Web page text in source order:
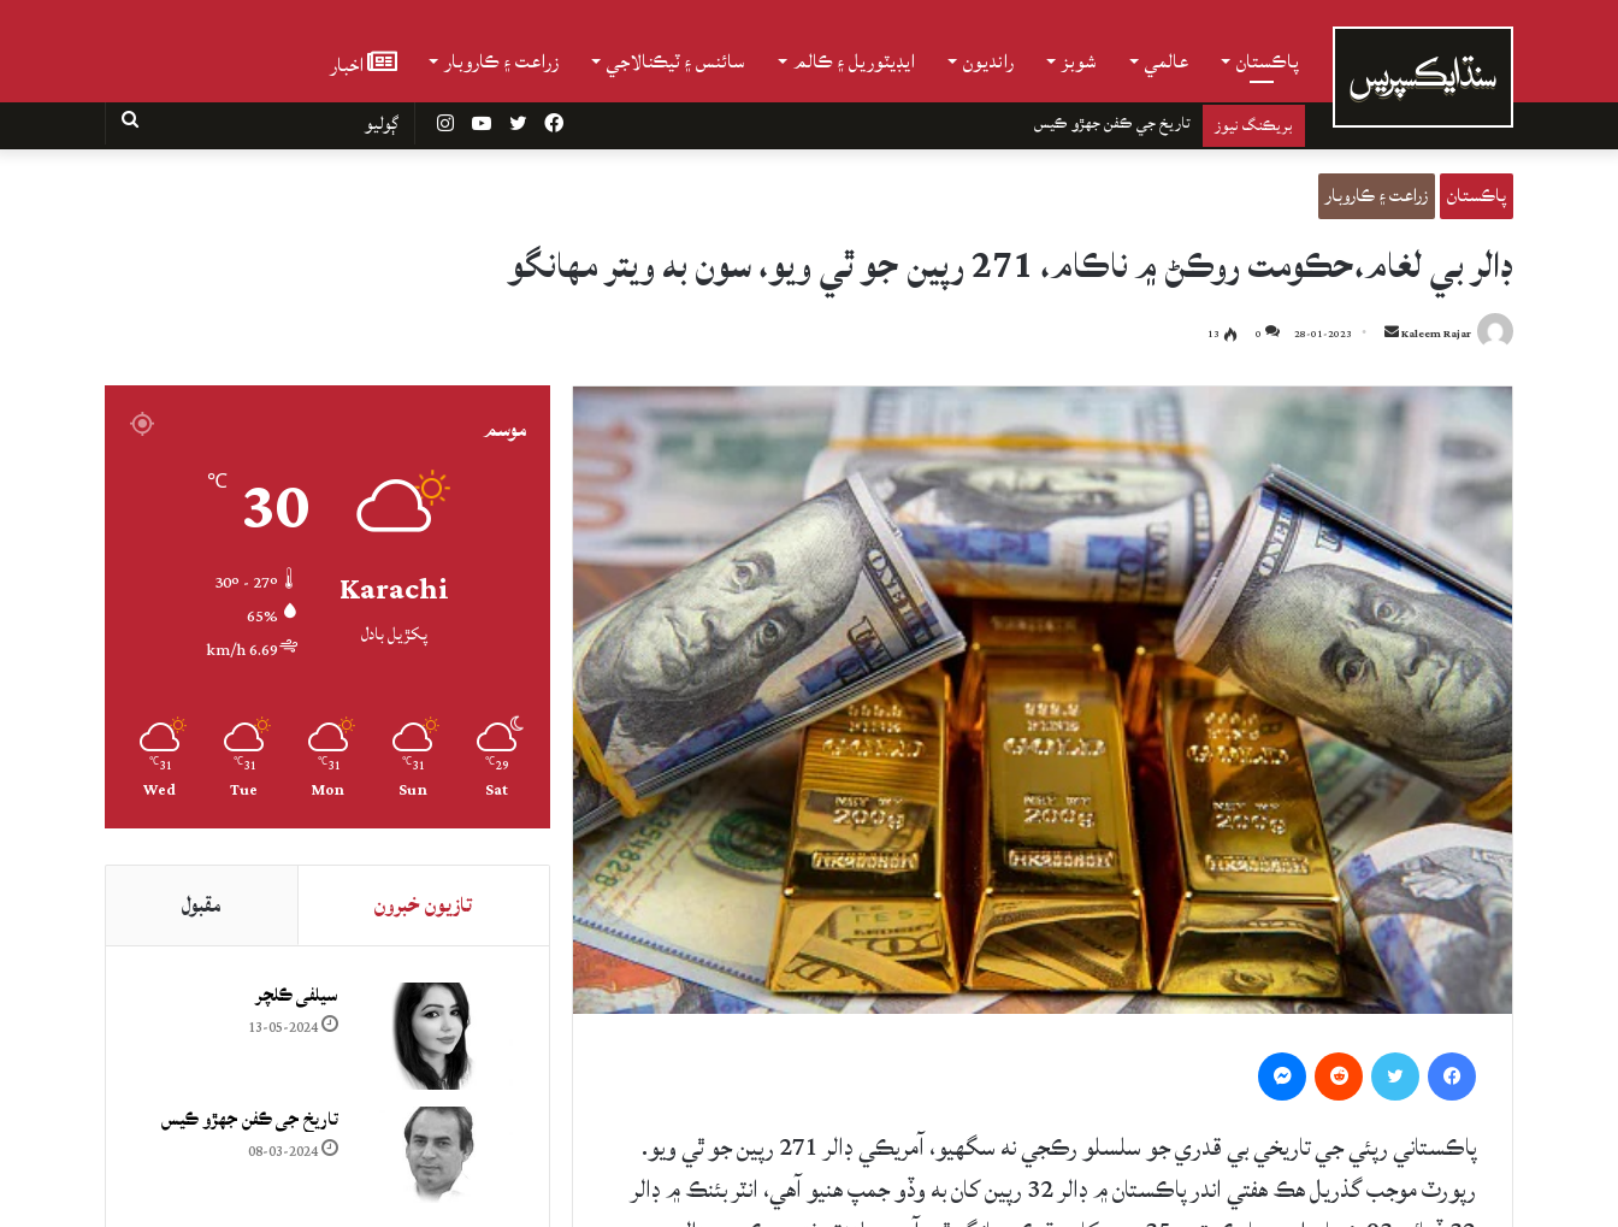
پاڪستان عالمي شوبز رانديون ايڊيٽوريل ۽ ڪالم سائنس ۽ ٽيڪنالاجي زراعت ۽ ڪاروبار اخبار
بريڪنگ نيوز تاريخ جي ڪفن جھڙو ڪيس InstagramYouTube Twitter
Facebook
پاڪستان زراعت ۽ ڪاروبار
ڊالر بي لغام،حڪومت روڪڻ ۾ ناڪام، 271 رپين جو ٿي ويو، سون به ويتر مهانگو
Kaleem Rajar
Send
email
28-01-2023
0
13
پاڪستاني رپئي جي تاريخي بي قدري جو سلسلو رڪجي نه سگهيو، آمريڪي ڊالر 271 رپين جو ٿي ويو.
رپورٽ موجب گذريل هڪ هفتي اندر پاڪستان ۾ ڊالر 32 رپين کان به وڏو جمپ هنيو آهي، انٽر بئنڪ ۾ ڊالر
موسم
Karachi
پکڙيل بادل
30
℃
65%
6.69 km/h
29
℃
Sat
31
℃
Sun
31
℃
Mon
31
℃
Tue
31
℃
Wed
تازيون خبرون مقبول
سيلفي ڪلچر
13-05-2024
تاريخ جي ڪفن جھڙو ڪيس
08-03-2024